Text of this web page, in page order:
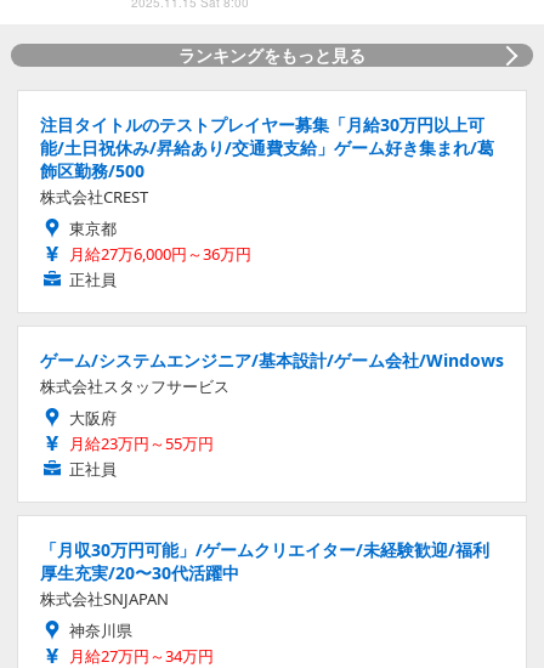
ランキングをもっと見る
注目タイトルのテストプレイヤー募集「月給30万円以上可
能/土日祝休み/昇給あり/交通費支給」ゲーム好き集まれ/葛
飾区勤務/500
株式会社CREST
東京都
月給27万6,000円～36万円
正社員
ゲーム/システムエンジニア/基本設計/ゲーム会社/Windows
株式会社スタッフサービス
大阪府
月給23万円～55万円
正社員
「月収30万円可能」/ゲームクリエイター/未経験歓迎/福利
厚生充実/20〜30代活躍中
株式会社SNJAPAN
神奈川県
月給27万円～34万円